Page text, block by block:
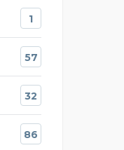
1
57
32
86